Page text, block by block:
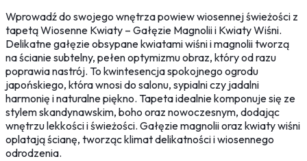
Wprowadź do swojego wnętrza powiew wiosennej świeżości z
tapetą Wiosenne Kwiaty – Gałęzie Magnolii i Kwiaty Wiśni.
Delikatne gałęzie obsypane kwiatami wiśni i magnolii tworzą
na ścianie subtelny, pełen optymizmu obraz, który od razu
poprawia nastrój. To kwintesencja spokojnego ogrodu
japońskiego, która wnosi do salonu, sypialni czy jadalni
harmonię i naturalne piękno. Tapeta idealnie komponuje się ze
stylem skandynawskim, boho oraz nowoczesnym, dodając
wnętrzu lekkości i świeżości. Gałęzie magnolii oraz kwiaty wiśni
oplatają ścianę, tworząc klimat delikatności i wiosennego
odrodzenia.